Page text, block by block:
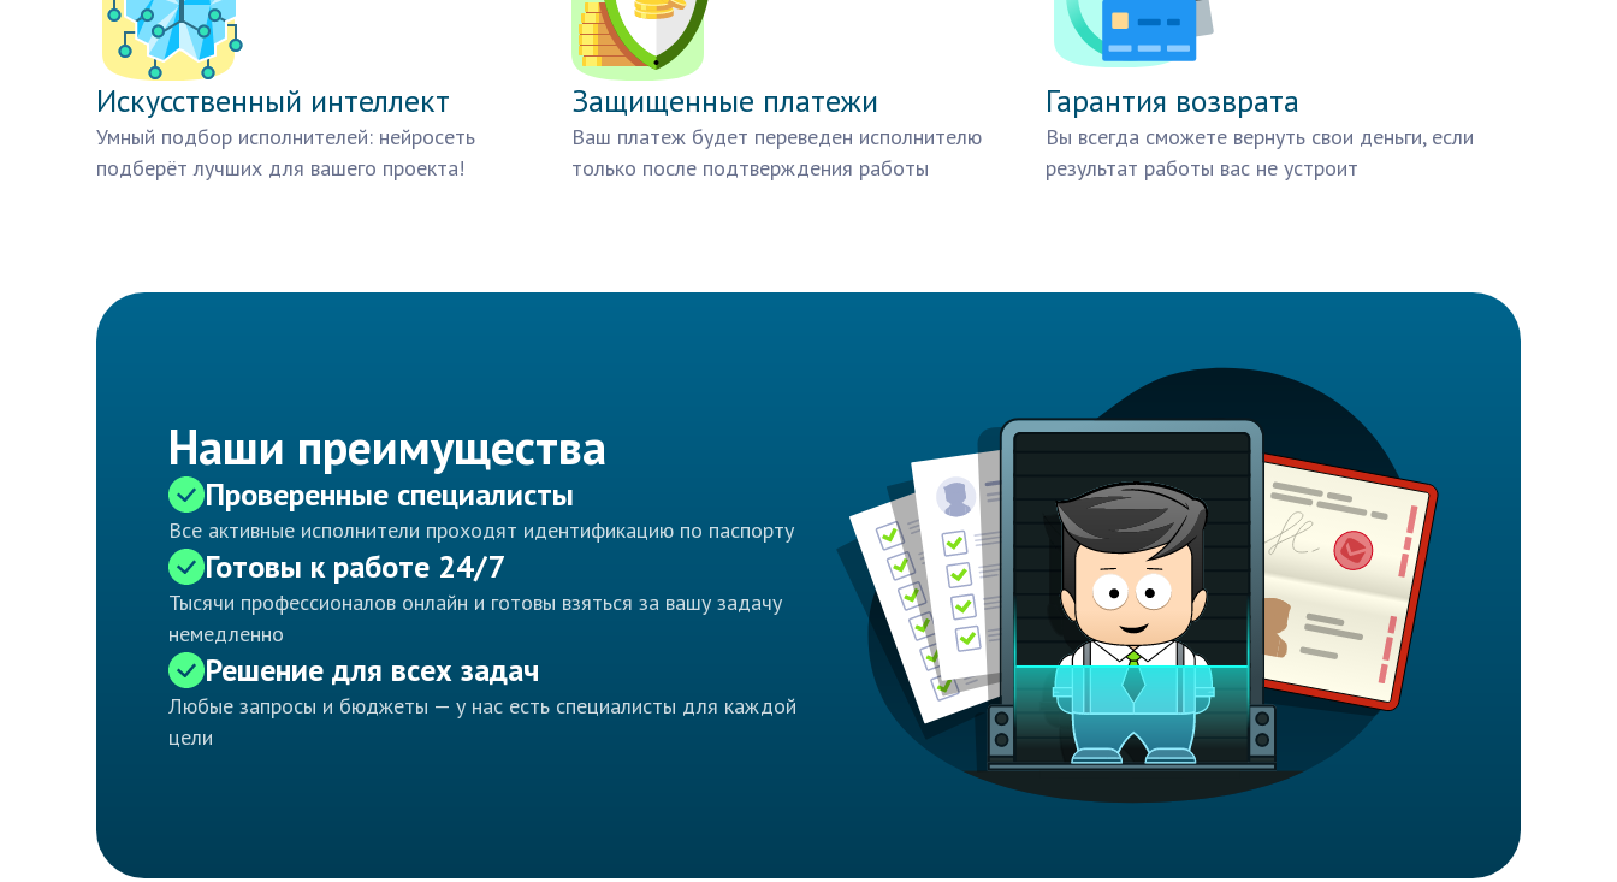
Искусственный интеллект
Умный подбор исполнителей: нейросеть
подберёт лучших для вашего проекта!
Защищенные платежи
Ваш платеж будет переведен исполнителю
только после подтверждения работы
Гарантия возврата
Вы всегда сможете вернуть свои деньги, если
результат работы вас не устроит
Наши преимущества
Проверенные специалисты
Все активные исполнители проходят идентификацию по паспорту
Готовы к работе 24/7
Тысячи профессионалов онлайн и готовы взяться за вашу задачу
немедленно
Решение для всех задач
Любые запросы и бюджеты — у нас есть специалисты для каждой
цели